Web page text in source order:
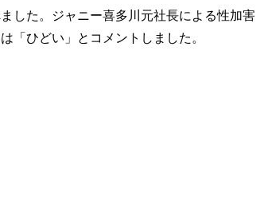
した。ジャニー喜多川元社長による性加害
「ひどい」とコメントしました。